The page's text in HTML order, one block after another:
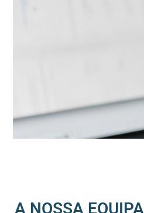
A NOSSA EQUIPA